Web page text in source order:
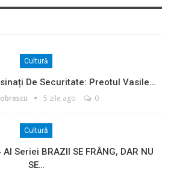
Cultură
De Securitate: Preotul Vasile…
5 zile ago 0
Cultură
Seriei BRAZII SE FRÂNG, DAR NU
SE…